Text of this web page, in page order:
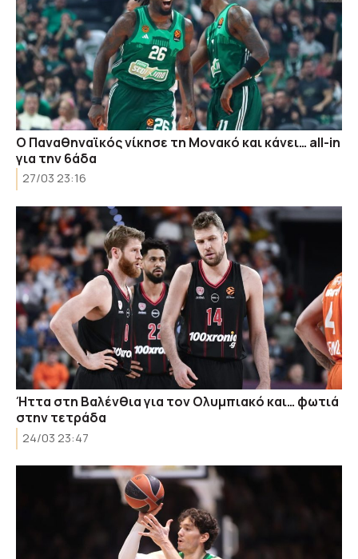
Ο Παναθηναϊκός νίκησε τη Μονακό και κάνει… all-in
για την 6άδα
27/03 23:16
Ήττα στη Βαλένθια για τον Ολυμπιακό και… φωτιά
στην τετράδα
24/03 23:47